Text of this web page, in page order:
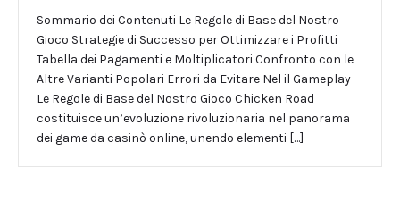
Sommario dei Contenuti Le Regole di Base del Nostro
Gioco Strategie di Successo per Ottimizzare i Profitti
Tabella dei Pagamenti e Moltiplicatori Confronto con le
Altre Varianti Popolari Errori da Evitare Nel il Gameplay
Le Regole di Base del Nostro Gioco Chicken Road
costituisce un’evoluzione rivoluzionaria nel panorama
dei game da casinò online, unendo elementi […]